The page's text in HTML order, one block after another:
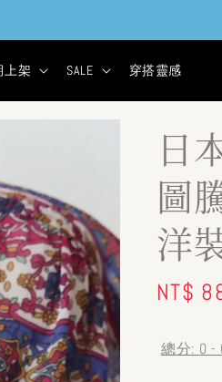
上架 SALE 穿搭靈感
日
圖
洋
Sale
NT$
總分: 0 -